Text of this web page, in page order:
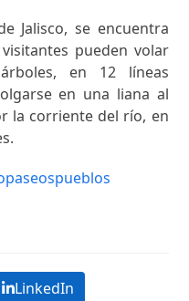
Jalisco, se encuentra
pueden volar
en 12 líneas
en una liana al
la corriente del río, en
paseospueblos
LinkedIn